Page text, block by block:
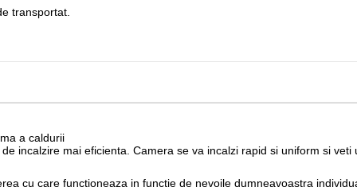
transportat.
a caldurii
incalzire mai eficienta. Camera se va incalzi rapid si uniform si veti
cu care functioneaza in functie de nevoile dumneavoastra